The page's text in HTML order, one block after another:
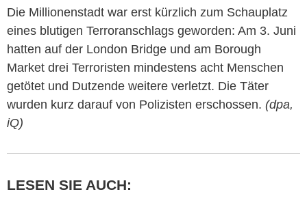
Die Millionenstadt war erst kürzlich zum Schauplatz
eines blutigen Terroranschlags geworden: Am 3. Juni
hatten auf der London Bridge und am Borough
Market drei Terroristen mindestens acht Menschen
getötet und Dutzende weitere verletzt. Die Täter
wurden kurz darauf von Polizisten erschossen. (dpa,
iQ)
LESEN SIE AUCH: